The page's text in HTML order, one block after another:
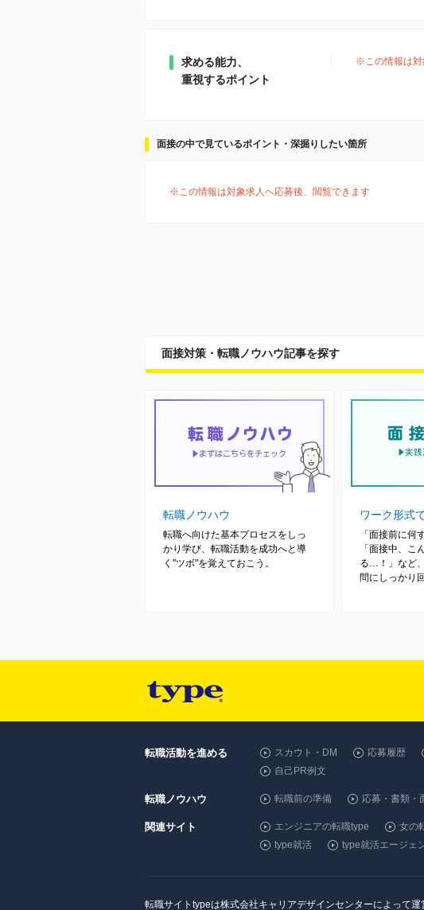
求める能力、
重視するポイント
※この情報は対
面接の中で見ているポイント・深掘りしたい箇所
※この情報は対象求人へ応募後、閲覧できます
面接対策・転職ノウハウ記事を探す
転職ノウハウ
転職へ向けた基本プロセスをしっ
かり学び、転職活動を成功へと導
く"ツボ"を覚えておこう。
ワーク形式
「面接前に何
「面接中、こ
る…！」など
問にしっかり
転職活動を進める スカウト・DM 応募履歴
自己PR例文
転職ノウハウ 転職前の準備 応募・書類・
関連サイト エンジニアの転職type 女の
type就活
type就活エージェ
転職サイトtypeは株式会社キャリアデザインセンターによって運